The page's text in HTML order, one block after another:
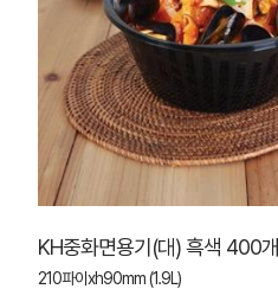
KH중화면용기(대) 흑색 400개
210파이xh90mm (1.9L)